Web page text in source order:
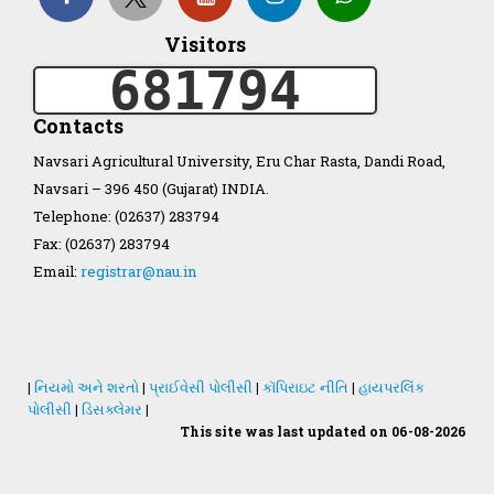
Organization Structure
ખેડુત માર્ગદર્શિકા
Accreditation Certificate
NAU Statute(Revised)
Visitors
681794
Contacts
Navsari Agricultural University, Eru Char Rasta, Dandi Road,
Navsari – 396 450 (Gujarat) INDIA.
Telephone: (02637) 283794
Fax: (02637) 283794
Email: registrar@nau.in
| નિયમો અને શરતો| પ્રાઈવેસી પોલીસી | કૉપિરાઇટ નીતિ | હાયપરલિંક
પોલીસી | ડિસક્લેમર |
This site was last updated on 06-08-2026